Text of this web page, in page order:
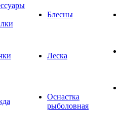
Блесны
Леска
Оснастка
рыболовная